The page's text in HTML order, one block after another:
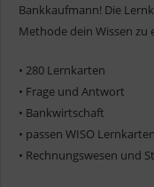
Bankkaufmann! Die
Methode dein Wissen
• 280 Lernkarten
• Frage und Antwort
• Bankwirtschaft
• passen WISO Lernkarten
• Rechnungswesen und